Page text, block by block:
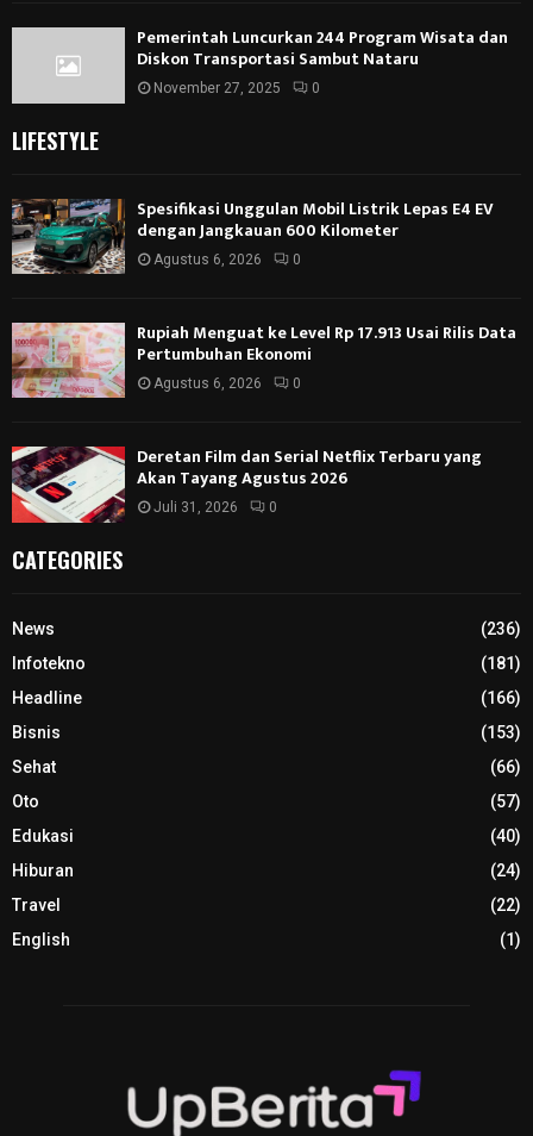
Pemerintah Luncurkan 244 Program Wisata dan
Diskon Transportasi Sambut Nataru
November 27, 2025 0
LIFESTYLE
Spesifikasi Unggulan Mobil Listrik Lepas E4 EV
dengan Jangkauan 600 Kilometer
Agustus 6, 2026 0
Rupiah Menguat ke Level Rp 17.913 Usai Rilis Data
Pertumbuhan Ekonomi
Agustus 6, 2026 0
Deretan Film dan Serial Netflix Terbaru yang
Akan Tayang Agustus 2026
Juli 31, 2026 0
CATEGORIES
News
(236)
Infotekno
(181)
Headline
(166)
Bisnis
(153)
Sehat
(66)
Oto
(57)
Edukasi
(40)
Hiburan
(24)
Travel
(22)
English
(1)